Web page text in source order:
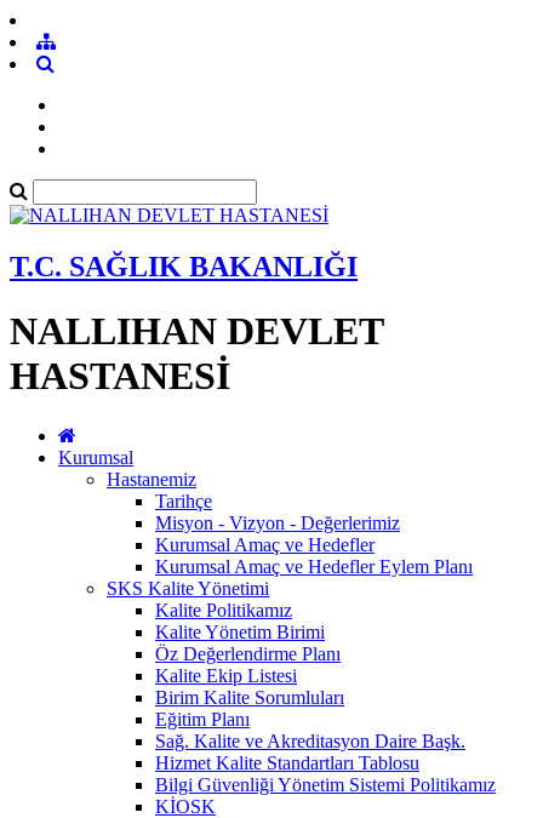
T.C. SAĞLIK BAKANLIĞI
NALLIHAN DEVLET
HASTANESİ
Kurumsal
Hastanemiz
Tarihçe
Misyon - Vizyon - Değerlerimiz
Kurumsal Amaç ve Hedefler
Kurumsal Amaç ve Hedefler Eylem Planı
SKS Kalite Yönetimi
Kalite Politikamız
Kalite Yönetim Birimi
Öz Değerlendirme Planı
Kalite Ekip Listesi
Birim Kalite Sorumluları
Eğitim Planı
Sağ. Kalite ve Akreditasyon Daire Başk.
Hizmet Kalite Standartları Tablosu
Bilgi Güvenliği Yönetim Sistemi Politikamız
KİOSK